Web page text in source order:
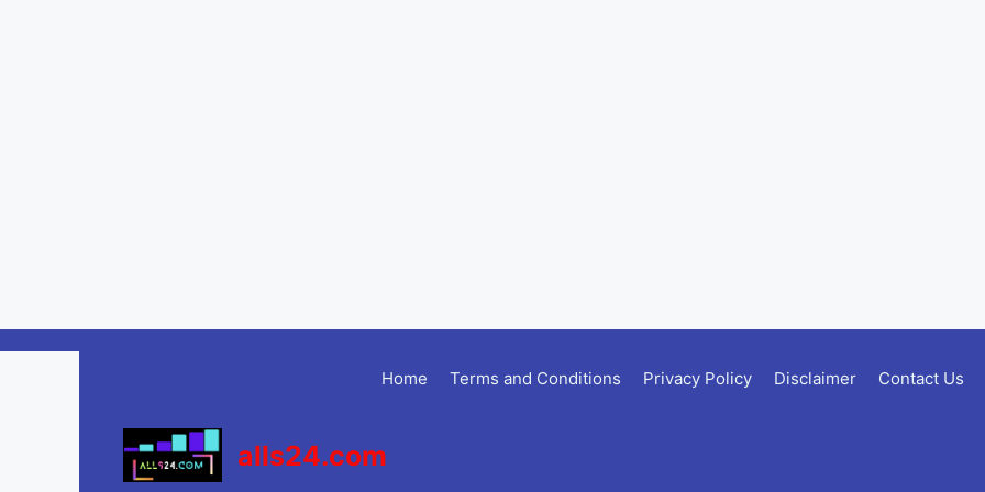
Home Terms and Conditions Privacy Policy Disclaimer Contact Us
alls24.com